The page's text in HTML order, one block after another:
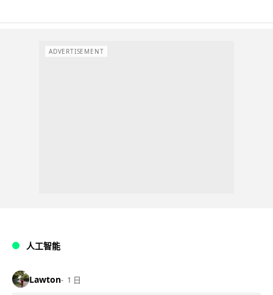
ADVERTISEMENT
人工智能
Lawton 1 日